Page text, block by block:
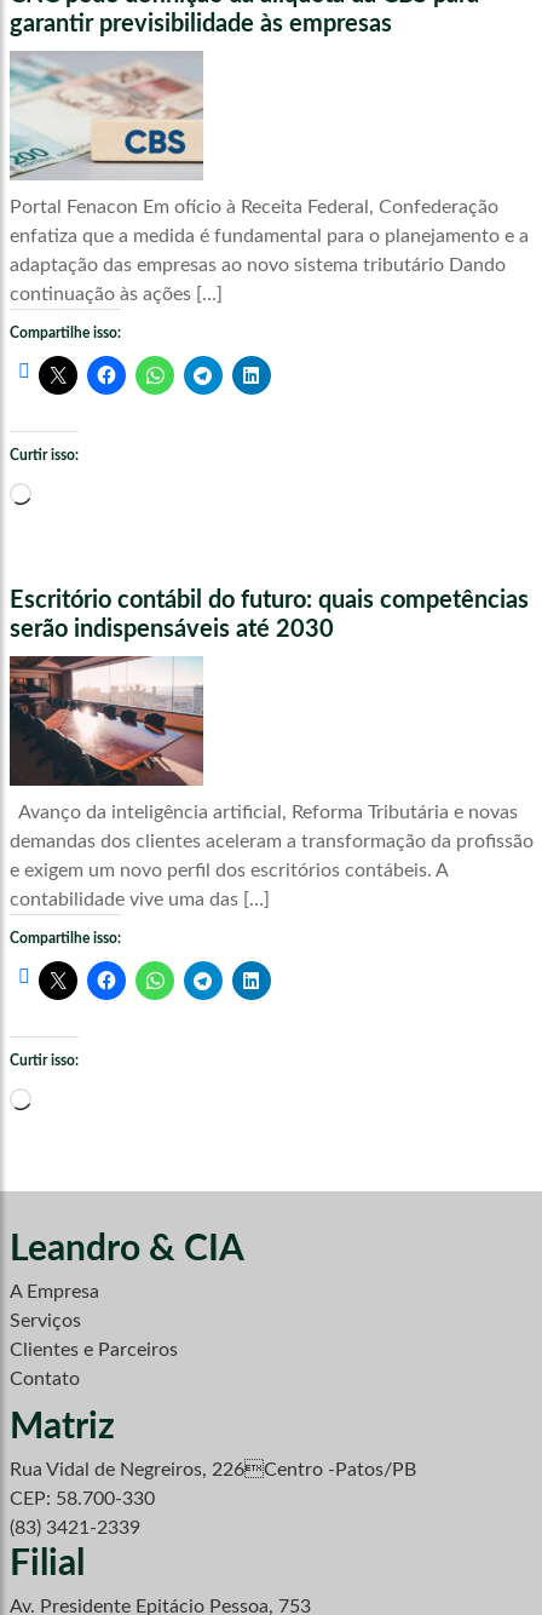
garantir previsibilidade às empresas
Portal Fenacon Em ofício à Receita Federal, Confederação
enfatiza que a medida é fundamental para o planejamento e a
adaptação das empresas ao novo sistema tributário Dando
continuação às ações […]
Compartilhe isso:
Curtir isso:
Carregando...
Escritório contábil do futuro: quais competências
serão indispensáveis até 2030
Avanço da inteligência artificial, Reforma Tributária e novas
demandas dos clientes aceleram a transformação da profissão
e exigem um novo perfil dos escritórios contábeis. A
contabilidade vive uma das […]
Compartilhe isso:
Curtir isso:
Carregando...
Leandro & CIA
A Empresa
Serviços
Clientes e Parceiros
Contato
Matriz
Rua Vidal de Negreiros, 226Centro -Patos/PB
CEP: 58.700-330
(83) 3421-2339
Filial
Av. Presidente Epitácio Pessoa, 753